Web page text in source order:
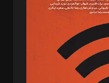
سروش کرمیان،
فائزه فتحی